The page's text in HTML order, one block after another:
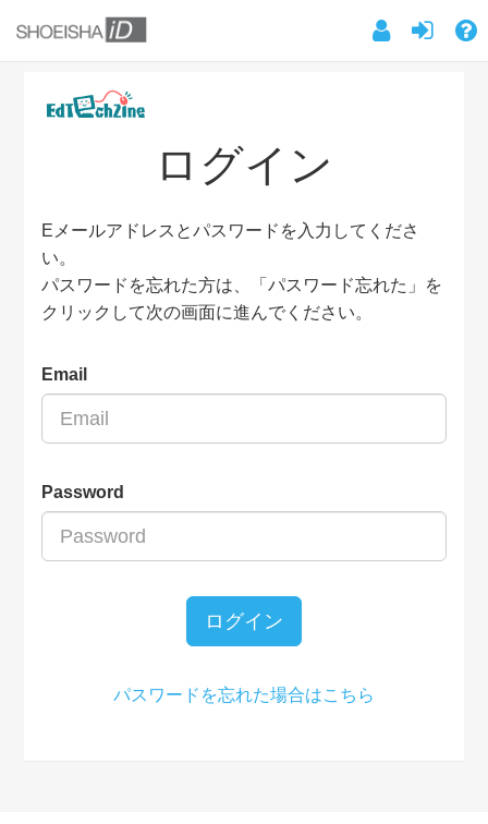
ログイン
Eメールアドレスとパスワードを入力してくださ
い。
パスワードを忘れた方は、「パスワード忘れた」を
クリックして次の画面に進んでください。
Email
Password
ログイン
パスワードを忘れた場合はこちら